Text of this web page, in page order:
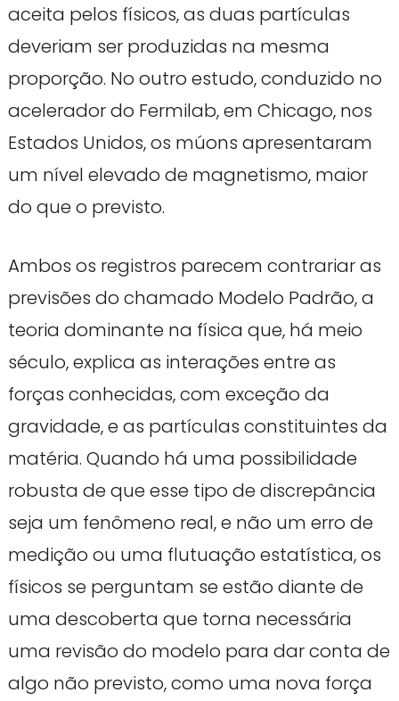
aceita pelos físicos, as duas partículas
deveriam ser produzidas na mesma
proporção. No outro estudo, conduzido no
acelerador do Fermilab, em Chicago, nos
Estados Unidos, os múons apresentaram
um nível elevado de magnetismo, maior
do que o previsto.
Ambos os registros parecem contrariar as
previsões do chamado Modelo Padrão, a
teoria dominante na física que, há meio
século, explica as interações entre as
forças conhecidas, com exceção da
gravidade, e as partículas constituintes da
matéria. Quando há uma possibilidade
robusta de que esse tipo de discrepância
seja um fenômeno real, e não um erro de
medição ou uma flutuação estatística, os
físicos se perguntam se estão diante de
uma descoberta que torna necessária
uma revisão do modelo para dar conta de
algo não previsto, como uma nova força